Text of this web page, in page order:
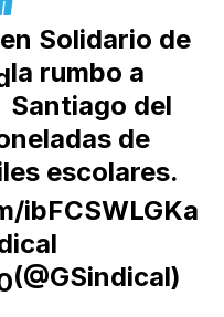
Solidario de
la rumbo a
Santiago del
de
escolares.
ibFCSWLGKa
(@GSindical)